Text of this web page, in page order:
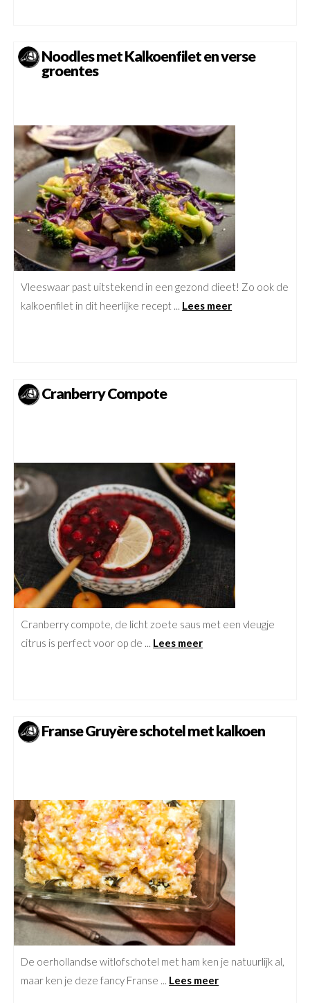
Noodles met Kalkoenfilet en verse
groentes
Vleeswaar past uitstekend in een gezond dieet! Zo ook de
kalkoenfilet in dit heerlijke recept ... Lees meer
Cranberry Compote
Cranberry compote, de licht zoete saus met een vleugje
citrus is perfect voor op de ... Lees meer
Franse Gruyère schotel met kalkoen
De oerhollandse witlofschotel met ham ken je natuurlijk al,
maar ken je deze fancy Franse ... Lees meer